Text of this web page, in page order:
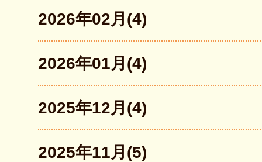
2026年02月(4)
2026年01月(4)
2025年12月(4)
2025年11月(5)